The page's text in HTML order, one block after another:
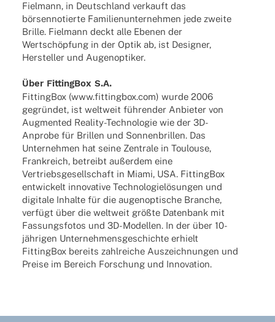
Fiel­mann, in Deutsch­land verkauft das
börsen­no­tierte Fami­li­en­un­ter­neh­men jede zweite
Brille. Fiel­mann deckt alle Ebenen der
Wert­schöp­fung in der Optik ab, ist Desi­gner,
Herstel­ler und Augenoptiker.
Über Fitting­Box S.A.
Fitting­Box (www.fittingbox.com) wurde 2006
gegrün­det, ist welt­weit führen­der Anbie­ter von
Augmen­ted Reality-Tech­­no­­lo­­gie wie der 3D-
Anprobe für Bril­len und Sonnen­bril­len. Das
Unter­neh­men hat seine Zentrale in Toulouse,
Frank­reich, betreibt außer­dem eine
Vertriebs­ge­sell­schaft in Miami, USA. Fitting­Box
entwi­ckelt inno­va­tive Tech­no­lo­gie­lö­sun­gen und
digi­tale Inhalte für die augen­op­ti­sche Bran­che,
verfügt über die welt­weit größte Daten­bank mit
Fassungs­fo­tos und 3D-Model­­len. In der über 10-
jähri­­gen Unter­neh­mens­ge­schichte erhielt
Fitting­Box bereits zahl­rei­che Auszeich­nun­gen und
Preise im Bereich Forschung und Innovation.